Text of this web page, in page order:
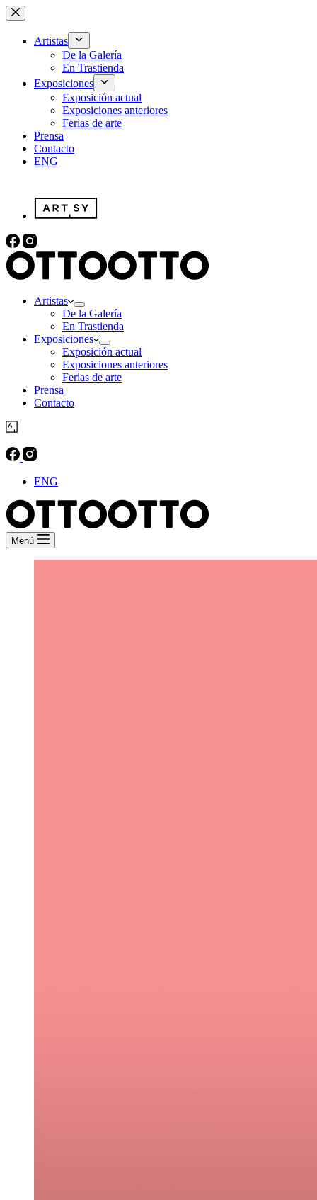
Saltar
al
contenidoArtistas
De la Galería
En Trastienda
Exposiciones
Exposición actual
Exposiciones anteriores
Ferias de arte
Prensa
Contacto
ENG
Artistas
De la Galería
En Trastienda
Exposiciones
Exposición actual
Exposiciones anteriores
Ferias de arte
Prensa
Contacto
ENG
Menú